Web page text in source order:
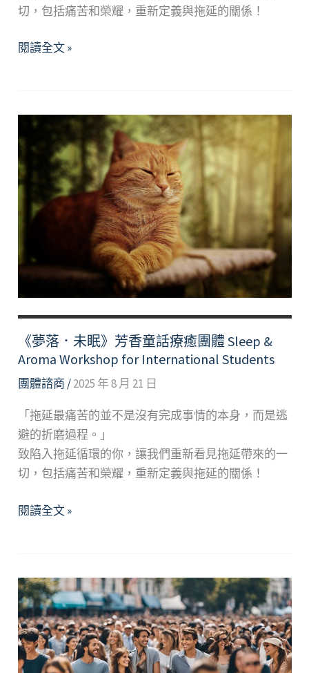
切，包括痛苦和榮耀，重新定義與拖延的關係！
用
奏
生
活-
」
推
著
跑
閱讀全文 »
《夢落．未眠》芳香童話療癒團體 Sleep &
Aroma Workshop for International Students
團體諮商 /2025 年 8 月 21 日
「拖延最痛苦的並不是沒有完成事情的本身，而是逃
避的折磨過程。」
致陷入拖延循環的你，讓我們重新看見拖延帶來的一
切，包括痛苦和榮耀，重新定義與拖延的關係！
《夢
芳
香
童
話
療
閱讀全文 »